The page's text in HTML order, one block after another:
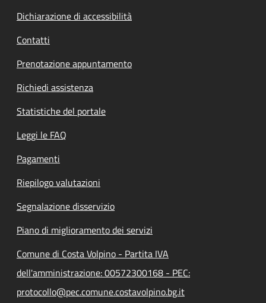
Dichiarazione di accessibilità
Contatti
Prenotazione appuntamento
Richiedi assistenza
Statistiche del portale
Leggi le FAQ
Pagamenti
Riepilogo valutazioni
Segnalazione disservizio
Piano di miglioramento dei servizi
Comune di Costa Volpino - Partita IVA
dell'amministrazione: 00572300168 - PEC:
protocollo@pec.comune.costavolpino.bg.it